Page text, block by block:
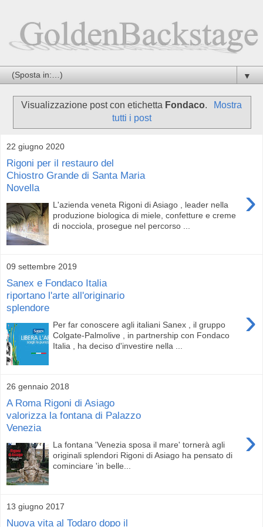
▼
Visualizzazione post con etichetta Fondaco.
Mostra
tutti i post
22 giugno 2020
Rigoni per il restauro del
Chiostro Grande di Santa Maria
Novella
›
L'azienda veneta Rigoni di Asiago , leader nella
produzione biologica di miele, confetture e creme
di nocciola, prosegue nel percorso ...
09 settembre 2019
Sanex e Fondaco Italia
riportano l'arte all'originario
splendore
›
Per far conoscere agli italiani Sanex , il gruppo
Colgate-Palmolive , in partnership con Fondaco
Italia , ha deciso d'investire nella ...
26 gennaio 2018
A Roma Rigoni di Asiago
valorizza la fontana di Palazzo
Venezia
›
La fontana 'Venezia sposa il mare' tornerà agli
originali splendori Rigoni di Asiago ha pensato di
cominciare 'in belle...
13 giugno 2017
Nuova vita al Todaro dopo il